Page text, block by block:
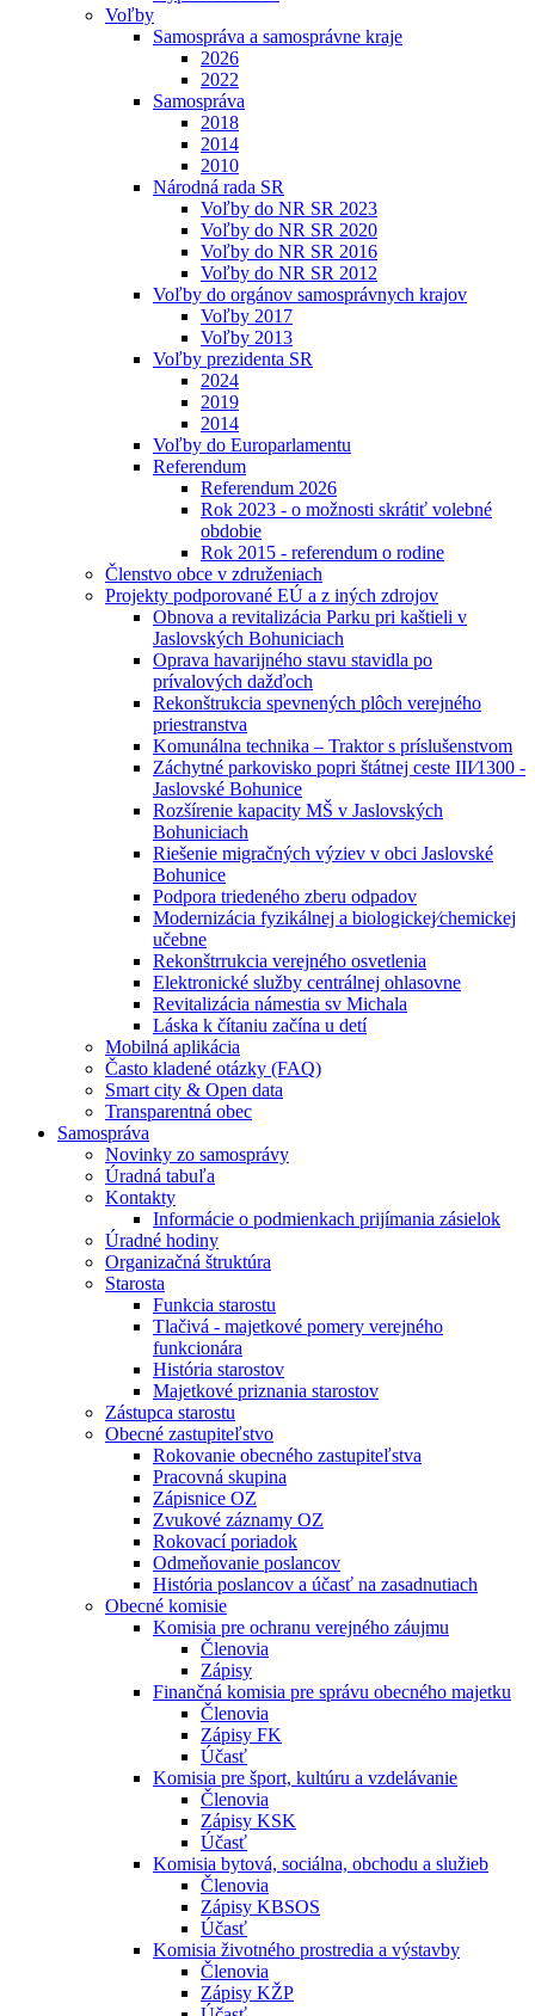
Voľby
Samospráva a samosprávne kraje
2026
2022
Samospráva
2018
2014
2010
Národná rada SR
Voľby do NR SR 2023
Voľby do NR SR 2020
Voľby do NR SR 2016
Voľby do NR SR 2012
Voľby do orgánov samosprávnych krajov
Voľby 2017
Voľby 2013
Voľby prezidenta SR
2024
2019
2014
Voľby do Europarlamentu
Referendum
Referendum 2026
Rok 2023 - o možnosti skrátiť volebné
obdobie
Rok 2015 - referendum o rodine
Členstvo obce v združeniach
Projekty podporované EÚ a z iných zdrojov
Obnova a revitalizácia Parku pri kaštieli v
Jaslovských Bohuniciach
Oprava havarijného stavu stavidla po
prívalových dažďoch
Rekonštrukcia spevnených plôch verejného
priestranstva
Komunálna technika – Traktor s príslušenstvom
Záchytné parkovisko popri štátnej ceste III⁄1300 -
Jaslovské Bohunice
Rozšírenie kapacity MŠ v Jaslovských
Bohuniciach
Riešenie migračných výziev v obci Jaslovské
Bohunice
Podpora triedeného zberu odpadov
Modernizácia fyzikálnej a biologickej⁄chemickej
učebne
Rekonštrrukcia verejného osvetlenia
Elektronické služby centrálnej ohlasovne
Revitalizácia námestia sv Michala
Láska k čítaniu začína u detí
Mobilná aplikácia
Často kladené otázky (FAQ)
Smart city & Open data
Transparentná obec
Samospráva
Novinky zo samosprávy
Úradná tabuľa
Kontakty
Informácie o podmienkach prijímania zásielok
Úradné hodiny
Organizačná štruktúra
Starosta
Funkcia starostu
Tlačivá - majetkové pomery verejného
funkcionára
História starostov
Majetkové priznania starostov
Zástupca starostu
Obecné zastupiteľstvo
Rokovanie obecného zastupiteľstva
Pracovná skupina
Zápisnice OZ
Zvukové záznamy OZ
Rokovací poriadok
Odmeňovanie poslancov
História poslancov a účasť na zasadnutiach
Obecné komisie
Komisia pre ochranu verejného záujmu
Členovia
Zápisy
Finančná komisia pre správu obecného majetku
Členovia
Zápisy FK
Účasť
Komisia pre šport, kultúru a vzdelávanie
Členovia
Zápisy KSK
Účasť
Komisia bytová, sociálna, obchodu a služieb
Členovia
Zápisy KBSOS
Účasť
Komisia životného prostredia a výstavby
Členovia
Zápisy KŽP